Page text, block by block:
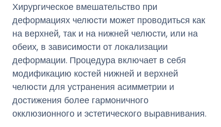
Хирургическое вмешательство при
деформациях челюсти может проводиться как
на верхней, так и на нижней челюсти, или на
обеих, в зависимости от локализации
деформации. Процедура включает в себя
модификацию костей нижней и верхней
челюсти для устранения асимметрии и
достижения более гармоничного
окклюзионного и эстетического выравнивания.